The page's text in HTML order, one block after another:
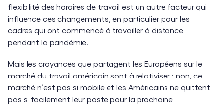
flexibilité des horaires de travail est un autre facteur qui
influence ces changements, en particulier pour les
cadres qui ont commencé à travailler à distance
pendant la pandémie.
Mais les croyances que partagent les Européens sur le
marché du travail américain sont à relativiser : non, ce
marché n’est pas si mobile et les Américains ne quittent
pas si facilement leur poste pour la prochaine